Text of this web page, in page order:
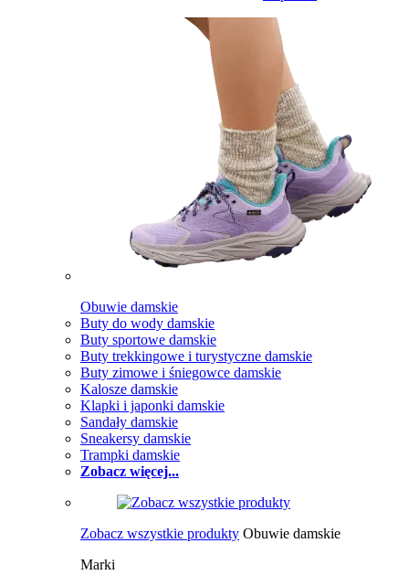
Obuwie damskie
Buty do wody damskie
Buty sportowe damskie
Buty trekkingowe i turystyczne damskie
Buty zimowe i śniegowce damskie
Kalosze damskie
Klapki i japonki damskie
Sandały damskie
Sneakersy damskie
Trampki damskie
Zobacz więcej...
Zobacz wszystkie produkty Obuwie damskie
Marki